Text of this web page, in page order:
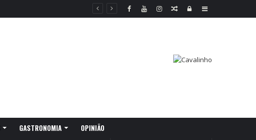
Sidebar
Log
Random
GASTRONOMIA OPINIÃO